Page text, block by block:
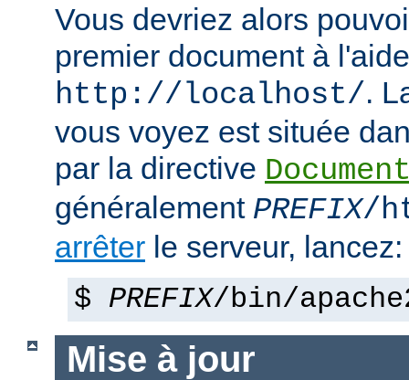
Vous devriez alors
premier document à
http://localhost/.
vous voyez est située
par la directive
généralement PREFIX/
arrêter le serveur, lancez:
$ PREFIX/bin/
Mise à jour